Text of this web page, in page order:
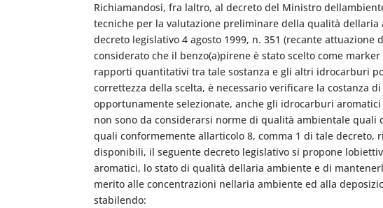
Richiamandosi, fra laltro, al decreto del Ministro
tecniche per la valutazione preliminare della qualità
decreto legislativo 4 agosto 1999, n. 351 (recante
considerato che il benzo(a)pirene è stato scelto come
rapporti quantitativi tra tale sostanza e gli altri idrocarburi
correttezza della scelta, è necessario verificare la costanza
opportunamente selezionate, anche gli idrocarburi
non sono da considerarsi norme di qualità ambientale quali
quali conformemente allarticolo 8, comma 1 di tale
disponibili, il seguente decreto legislativo si propone
aromatici, lo stato di qualità dellaria ambiente e di
merito alle concentrazioni nellaria ambiente ed alla
stabilendo: